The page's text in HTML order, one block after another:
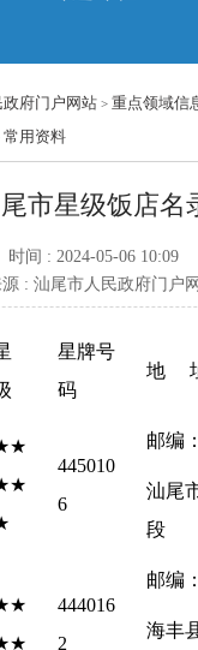
政府门户网站 >重点领域信
常用资料
市星级饭店名
时间 : 2024-05-06 10:09
: 汕尾市人民政府门户网
星牌号
码
地
445010
6
邮编
汕尾
段
444016
2
邮编
海丰